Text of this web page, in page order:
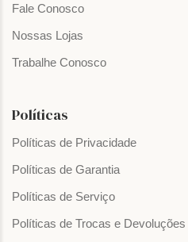
Fale Conosco
Nossas Lojas
Trabalhe Conosco
Políticas
Políticas de Privacidade
Políticas de Garantia
Políticas de Serviço
Políticas de Trocas e Devoluções